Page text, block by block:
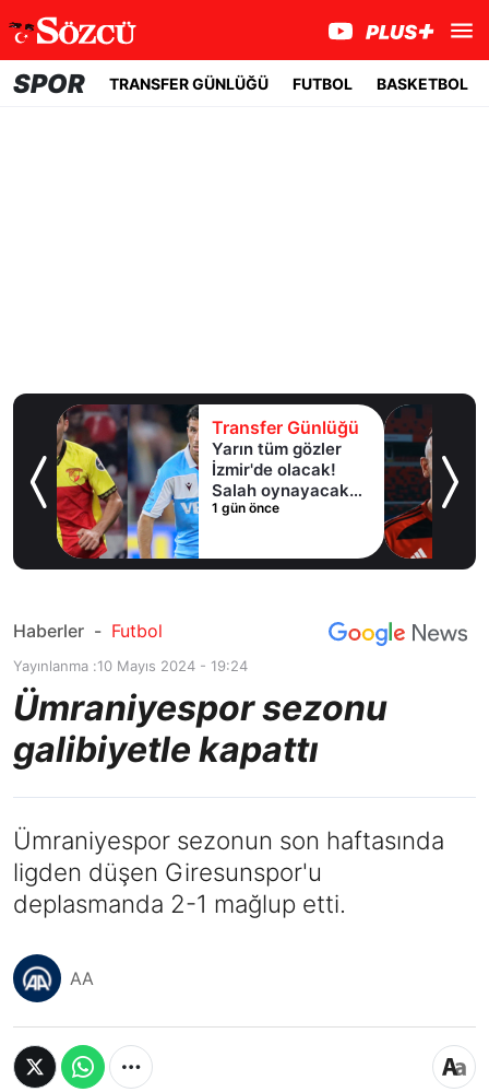
SPOR TRANSFER GÜNLÜĞÜ FUTBOL BASKETBOL
Transfer Günlüğü
Yarın tüm gözler
İzmir'de olacak!
Salah oynayacak
mı?
1 gün önce
Haberler - Futbol
Yayınlanma :10 Mayıs 2024 - 19:24
Ümraniyespor sezonu
galibiyetle kapattı
Ümraniyespor sezonun son haftasında
ligden düşen Giresunspor'u
deplasmanda 2-1 mağlup etti.
AA